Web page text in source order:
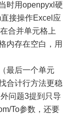
时用openpyxl硬
接操作Excel应
合并单元格上
内存在空白，用
最后一个单元
合计行方法更稳
问题3提到只导
To参数，还要